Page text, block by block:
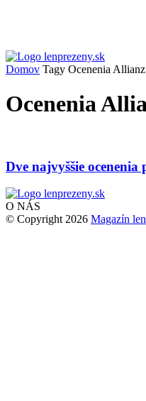
Domov Tagy Ocenenia
Ocenenia
Dve najvyššie ocenenia
O NÁS
© Copyright 2026 Magazín